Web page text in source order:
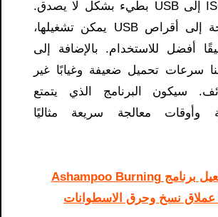
فإن تحويل ISO إلى USB بطيء بشكل لا يصدق.
إذا كنت بحاجة إلى أقراص USB يمكن تشغيلها،
أفضل للاستخدام. بالإضافة إلى
سرعات تحميل ضعيفة وغيابًا غير
سيكون البرنامج الذي يتمتع
وأوقات معالجة سريعة مثاليًا
تحميل وتفعيل برنامج Ashampoo Burning